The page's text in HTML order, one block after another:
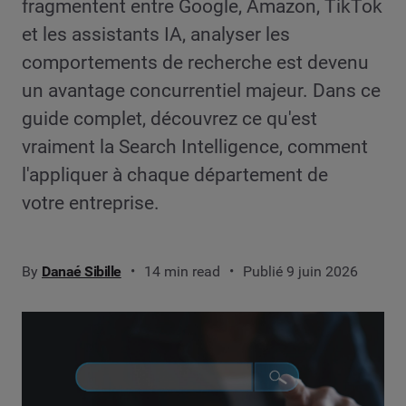
fragmentent entre Google, Amazon, TikTok
et les assistants IA, analyser les
comportements de recherche est devenu
un avantage concurrentiel majeur. Dans ce
guide complet, découvrez ce qu'est
vraiment la Search Intelligence, comment
l'appliquer à chaque département de
votre entreprise.
By Danaé Sibille 14 min read Publié 9 juin 2026